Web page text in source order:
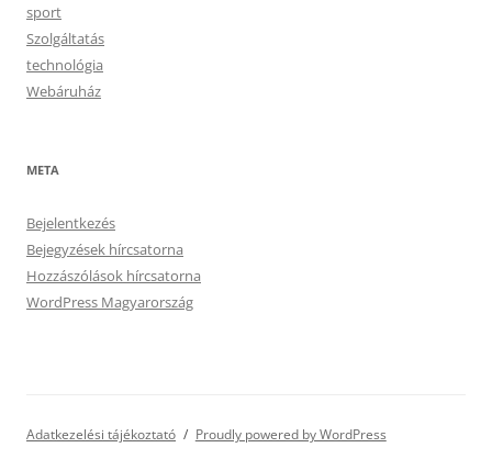
sport
Szolgáltatás
technológia
Webáruház
META
Bejelentkezés
Bejegyzések hírcsatorna
Hozzászólások hírcsatorna
WordPress Magyarország
Adatkezelési tájékoztató Proudly powered by WordPress